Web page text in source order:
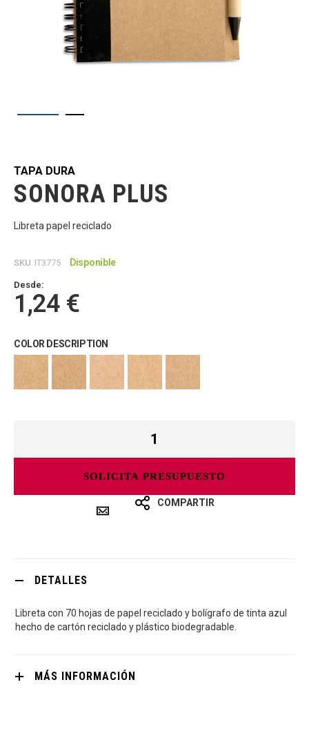
de
la
galería
imágenes
TAPA DURA
SONORA PLUS
Libreta papel reciclado
SKU IT3775 Disponible
Desde:
1,24 €
COLOR DESCRIPTION
SOLICITA PRESUPUESTO
COMPARTIR
DETALLES
Libreta con 70 hojas de papel reciclado y bolígrafo de tinta azul
hecho de cartón reciclado y plástico biodegradable.
MÁS INFORMACIÓN